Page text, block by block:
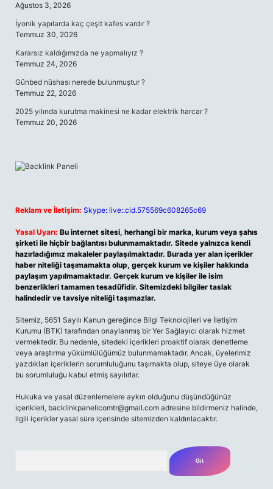
Ağustos 3, 2026
İyonik yapılarda kaç çeşit kafes vardır ?
Temmuz 30, 2026
Kararsız kaldığımızda ne yapmalıyız ?
Temmuz 24, 2026
Günbed nüshası nerede bulunmuştur ?
Temmuz 22, 2026
2025 yılında kurutma makinesi ne kadar elektrik harcar ?
Temmuz 20, 2026
Reklam ve İletişim: Skype: live:.cid.575569c608265c69
Yasal Uyarı: Bu internet sitesi, herhangi bir marka, kurum veya şahıs
şirketi ile hiçbir bağlantısı bulunmamaktadır. Sitede yalnızca kendi
hazırladığımız makaleler paylaşılmaktadır. Burada yer alan içerikler
haber niteliği taşımamakta olup, gerçek kurum ve kişiler hakkında
paylaşım yapılmamaktadır. Gerçek kurum ve kişiler ile isim
benzerlikleri tamamen tesadüfidir. Sitemizdeki bilgiler taslak
halindedir ve tavsiye niteliği taşımazlar.
Sitemiz, 5651 Sayılı Kanun gereğince Bilgi Teknolojileri ve İletişim
Kurumu (BTK) tarafından onaylanmış bir Yer Sağlayıcı olarak hizmet
vermektedir. Bu nedenle, sitedeki içerikleri proaktif olarak denetleme
veya araştırma yükümlülüğümüz bulunmamaktadır. Ancak, üyelerimiz
yazdıkları içeriklerin sorumluluğunu taşımakta olup, siteye üye olarak
bu sorumluluğu kabul etmiş sayılırlar.
Hukuka ve yasal düzenlemelere aykırı olduğunu düşündüğünüz
içerikleri, backlinkpanelicomtr@gmail.com adresine bildirmeniz halinde,
ilgili içerikler yasal süre içerisinde sitemizden kaldırılacaktır.